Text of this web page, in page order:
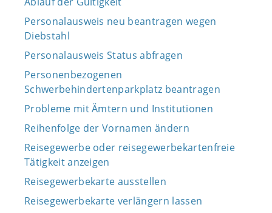
Personalausweis neu beantragen wegen
Diebstahl
Personalausweis Status abfragen
Personenbezogenen
Schwerbehindertenparkplatz beantragen
Probleme mit Ämtern und Institutionen
Reihenfolge der Vornamen ändern
Reisegewerbe oder reisegewerbekartenfreie
Tätigkeit anzeigen
Reisegewerbekarte ausstellen
Reisegewerbekarte verlängern lassen